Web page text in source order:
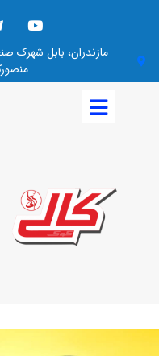
مازندران، بابل شهرک